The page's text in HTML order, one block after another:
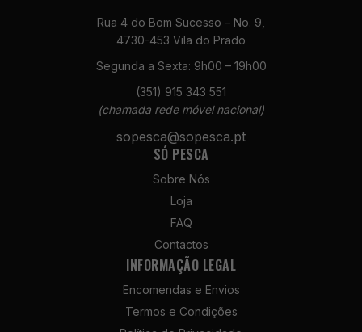
Rua 4 do Bom Sucesso – No. 9,
4730-453 Vila do Prado
Segunda a Sexta: 9h00 – 19h00
(351) 915 343 551
(chamada rede móvel nacional)
sopesca@sopesca.pt
SÓ PESCA
Sobre Nós
Loja
FAQ
Contactos
INFORMAÇÃO LEGAL
Encomendas e Envios
Termos e Condições
Necessários
Estes cookies
não são
para o
Estatísticas
Para que
melhorar a